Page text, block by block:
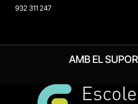
932 311 247
AMB EL